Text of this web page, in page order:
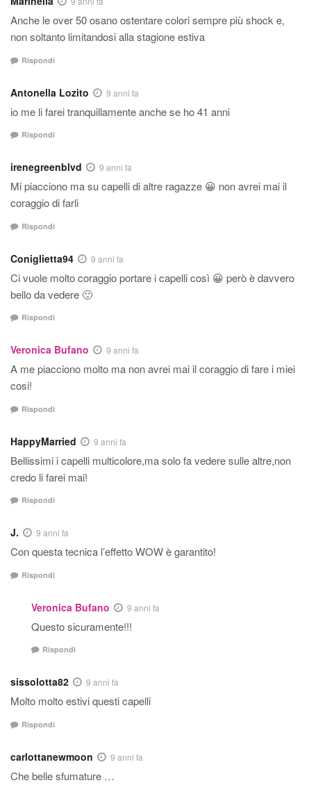
Anche le over 50 osano ostentare colori sempre più shock e,
non soltanto limitandosi alla stagione estiva
Rispondi
Antonella Lozito 9 anni fa
io me li farei tranquillamente anche se ho 41 anni
Rispondi
irenegreenblvd 9 anni fa
Mi piacciono ma su capelli di altre ragazze 😀 non avrei mai il
coraggio di farli
Rispondi
Coniglietta94 9 anni fa
Ci vuole molto coraggio portare i capelli così 😀 però è davvero
bello da vedere 🙂
Rispondi
Veronica Bufano 9 anni fa
A me piacciono molto ma non avrei mai il coraggio di fare i miei
cosi!
Rispondi
HappyMarried 9 anni fa
Bellissimi i capelli multicolore,ma solo fa vedere sulle altre,non
credo li farei mai!
Rispondi
J. 9 anni fa
Con questa tecnica l’effetto WOW è garantito!
Rispondi
Veronica Bufano 9 anni fa
Questo sicuramente!!!
Rispondi
sissolotta82 9 anni fa
Molto molto estivi questi capelli
Rispondi
carlottanewmoon 9 anni fa
Che belle sfumature …